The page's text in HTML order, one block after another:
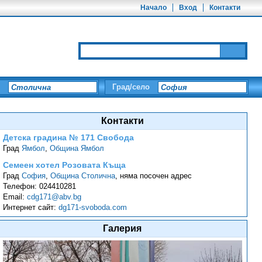
Начало Вход Контакти
Град/село
Контакти
Детска градина № 171 Свобода
Град Ямбол, Община Ямбол
Семеен хотел Розовата Къща
Град София, Община Столична, няма посочен адрес
Телефон: 024410281
Email: cdg171@abv.bg
Интернет сайт: dg171-svoboda.com
Галерия